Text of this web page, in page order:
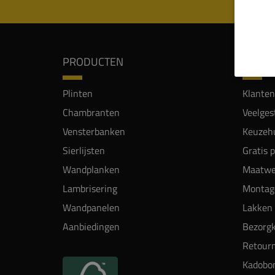
PRODUCTEN
Plinten
Chambranten
Vensterbanken
Sierlijsten
Wandplanken
Lambrisering
Wandpanelen
Aanbiedingen
Gratis